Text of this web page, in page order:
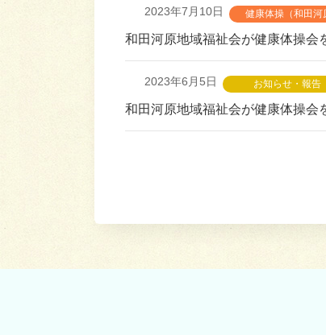
2023年7月10日 健康体操（和田河
和田河原地域福祉会が健康体操会
2023年6月5日 お知らせ・報告
和田河原地域福祉会が健康体操会
ペ